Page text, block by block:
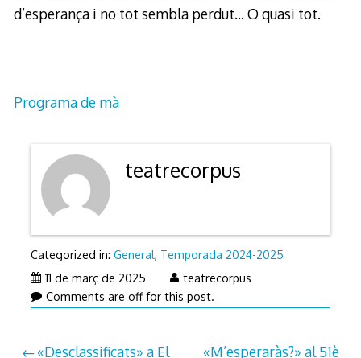
d’esperança i no tot sembla perdut… O quasi tot.
Programa de mà
teatrecorpus
Categorized in: General, Temporada 2024-2025
11 de març de 202513
de
2025
teatrecorpus
Comments are off for this post.
«Desclassificats» a El
«M’esperaràs?» al 51è